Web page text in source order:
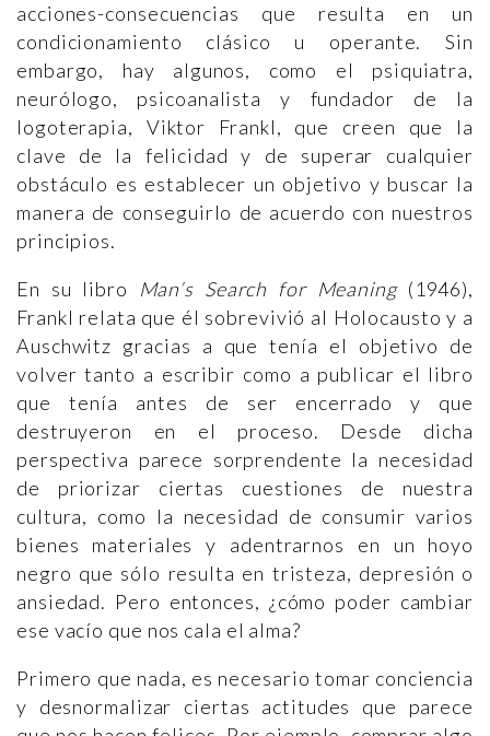
acciones-consecuencias que resulta en un
condicionamiento clásico u operante. Sin
embargo, hay algunos, como el psiquiatra,
neurólogo, psicoanalista y fundador de la
logoterapia, Viktor Frankl, que creen que la
clave de la felicidad y de superar cualquier
obstáculo es establecer un objetivo y buscar la
manera de conseguirlo de acuerdo con nuestros
principios.
En su libro
Man’s Search for Meaning (1946),
Frankl relata que él sobrevivió al Holocausto y a
Auschwitz gracias a que tenía el objetivo de
volver tanto a escribir como a publicar el libro
que tenía antes de ser encerrado y que
destruyeron en el proceso. Desde dicha
perspectiva parece sorprendente la necesidad
de priorizar ciertas cuestiones de nuestra
cultura, como la necesidad de consumir varios
bienes materiales y adentrarnos en un hoyo
negro que sólo resulta en tristeza, depresión o
ansiedad. Pero entonces, ¿cómo poder cambiar
ese vacío que nos cala el alma?
Primero que nada, es necesario tomar conciencia
y desnormalizar ciertas actitudes que parece